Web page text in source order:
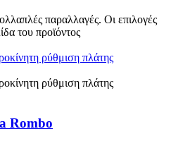
παραλλαγές. Οι επιλογές
του προϊόντος
Rombo